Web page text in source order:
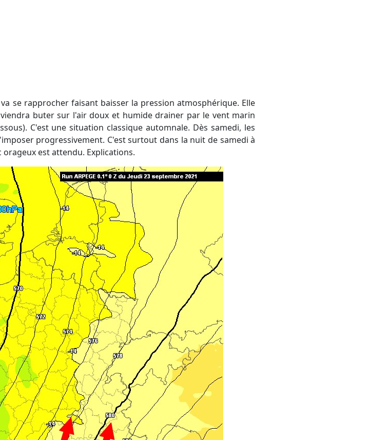
buter sur l'air doux et humide drainer par le vent marin
C'est une situation classique automnale. Dès samedi, les
progressivement. C'est surtout dans la nuit de samedi à
est attendu. Explications.